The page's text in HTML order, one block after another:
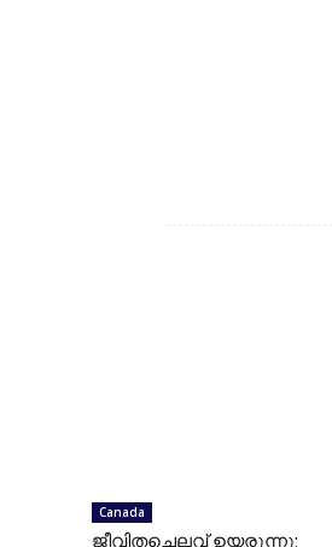
Canada
ജീവിതച്ചെലവ് ഉയരുന്നു;